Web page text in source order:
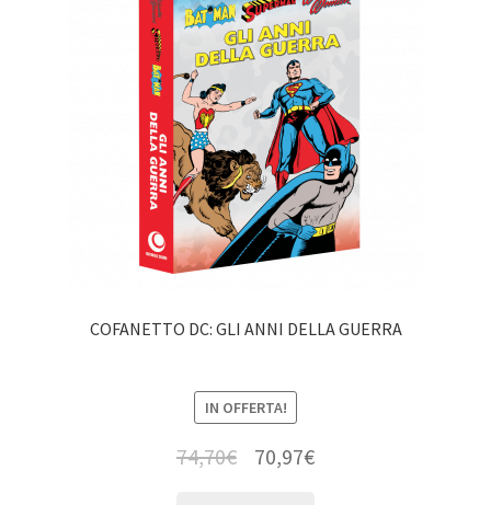
COFANETTO DC: GLI ANNI DELLA GUERRA
IN OFFERTA!
74,70€ 70,97€